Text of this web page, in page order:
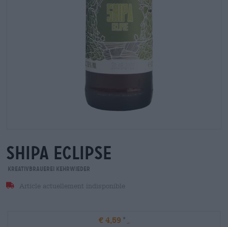
shipa eclipse
Kreativbrauerei Kehrwieder
Article actuellement indisponible
€ 4,59